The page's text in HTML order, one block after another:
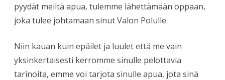
pyydät meiltä apua, tulemme lähettämään oppaan,
joka tulee johtamaan sinut Valon Polulle.
Niin kauan kuin epäilet ja luulet että me vain
yksinkertaisesti kerromme sinulle pelottavia
tarinoita, emme voi tarjota sinulle apua, jota sinä